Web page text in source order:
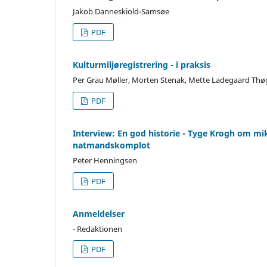
Jakob Danneskiold-Samsøe
PDF
Kulturmiljøregistrering - i praksis
Per Grau Møller, Morten Stenak, Mette Ladegaard
PDF
Interview: En god historie - Tyge Krogh om
natmandskomplot
Peter Henningsen
PDF
Anmeldelser
- Redaktionen
PDF